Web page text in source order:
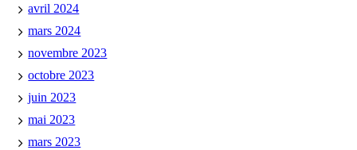
avril 2024
mars 2024
novembre 2023
octobre 2023
juin 2023
mai 2023
mars 2023